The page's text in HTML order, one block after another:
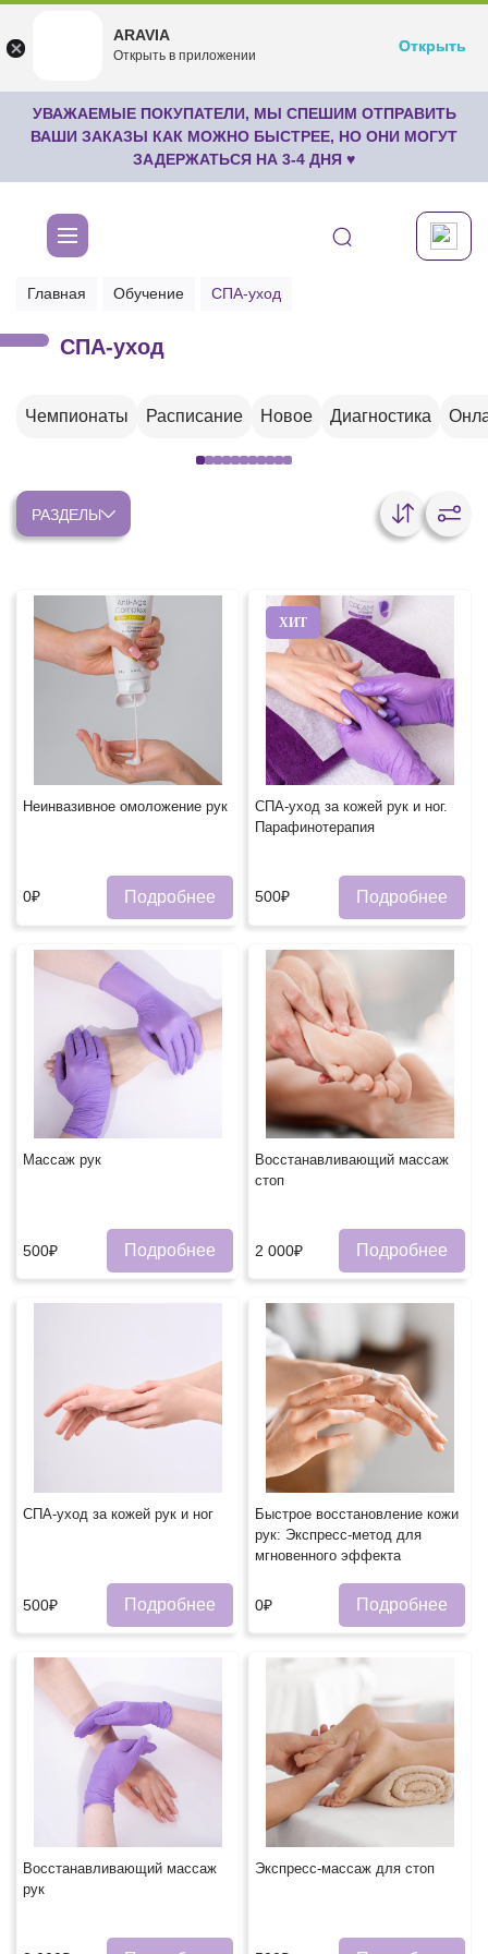
undefined
Бесплатноru.aravia.new
Открыть
УВАЖАЕМЫЕ ПОКУПАТЕЛИ, МЫ СПЕШИМ ОТПРАВИТЬ
ВАШИ ЗАКАЗЫ КАК МОЖНО БЫСТРЕЕ, НО ОНИ МОГУТ
ЗАДЕРЖАТЬСЯ НА 3-4 ДНЯ ♥
Главная Обучение СПА-уход
СПА-уход
Чемпионаты Расписание Новое Диагностика
РАЗДЕЛЫ
Неинвазивное омоложение рук
0₽ Подробнее
ХИТ
СПА-уход за кожей рук и ног.
Парафинотерапия
500₽ Подробнее
Массаж рук
500₽ Подробнее
Восстанавливающий массаж
стоп
2 000₽ Подробнее
СПА-уход за кожей рук и ног
500₽ Подробнее
Быстрое восстановление кожи
рук: Экспресс-метод для
мгновенного эффекта
0₽ Подробнее
Восстанавливающий массаж
рук
Экспресс-массаж для стоп
ARAVIA
Открыть в приложении
Открыть